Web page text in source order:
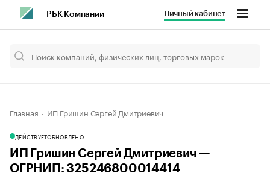
РБК Компании Личный кабинет
Главная ИП Гришин Сергей Дмитриевич
ДЕЙСТВУЕТОБНОВЛЕНО
ИП Гришин Сергей Дмитриевич —
ОГРНИП: 325246800014414